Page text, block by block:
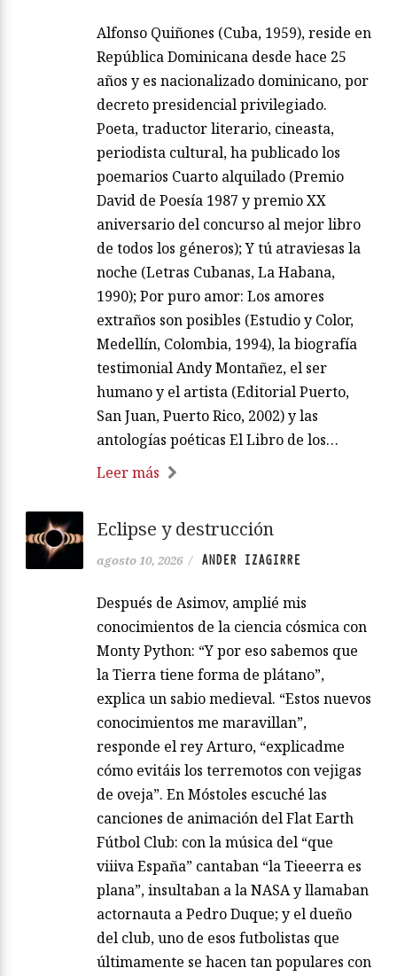
Alfonso Quiñones (Cuba, 1959), reside en
República Dominicana desde hace 25
años y es nacionalizado dominicano, por
decreto presidencial privilegiado.
Poeta, traductor literario, cineasta,
periodista cultural, ha publicado los
poemarios Cuarto alquilado (Premio
David de Poesía 1987 y premio XX
aniversario del concurso al mejor libro
de todos los géneros); Y tú atraviesas la
noche (Letras Cubanas, La Habana,
1990); Por puro amor: Los amores
extraños son posibles (Estudio y Color,
Medellín, Colombia, 1994), la biografía
testimonial Andy Montañez, el ser
humano y el artista (Editorial Puerto,
San Juan, Puerto Rico, 2002) y las
antologías poéticas El Libro de los…
Leer más
Eclipse y destrucción
agosto 10, 2026 / ANDER IZAGIRRE
Después de Asimov, amplié mis
conocimientos de la ciencia cósmica con
Monty Python: “Y por eso sabemos que
la Tierra tiene forma de plátano”,
explica un sabio medieval. “Estos nuevos
conocimientos me maravillan”,
responde el rey Arturo, “explicadme
cómo evitáis los terremotos con vejigas
de oveja”. En Móstoles escuché las
canciones de animación del Flat Earth
Fútbol Club: con la música del “que
viiiva España” cantaban “la Tieeerra es
plana”, insultaban a la NASA y llamaban
actornauta a Pedro Duque; y el dueño
del club, uno de esos futbolistas que
últimamente se hacen tan populares con